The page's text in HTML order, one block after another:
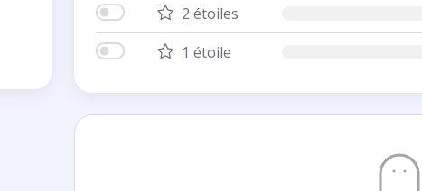
2 étoiles
1 étoile